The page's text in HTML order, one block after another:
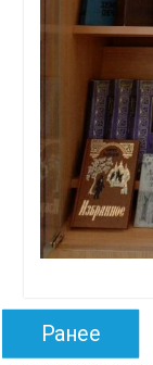
Навигация
Ранее